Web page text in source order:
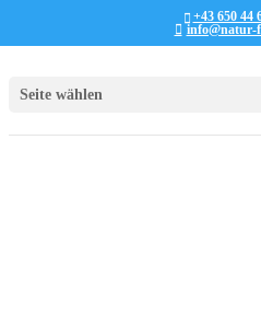
+43 650 44
info@natur-
Seite wählen